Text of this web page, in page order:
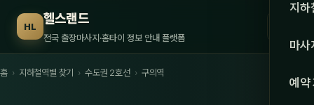
HL 헬스랜드
전국 출장마사지·홈타이 정보 안내 플랫폼 서울
지하
마사
관리
예약
홈 › 지하철역별 찾기 › 수도권 2호선 › 구의역